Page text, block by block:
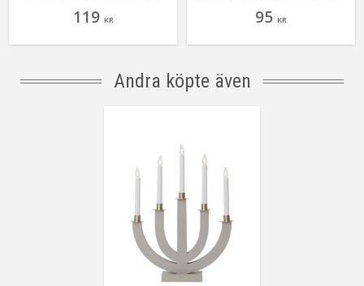
ont om plats.
119 KR
nere 14 cm med klotfäste.
95 KR
Andra köpte även